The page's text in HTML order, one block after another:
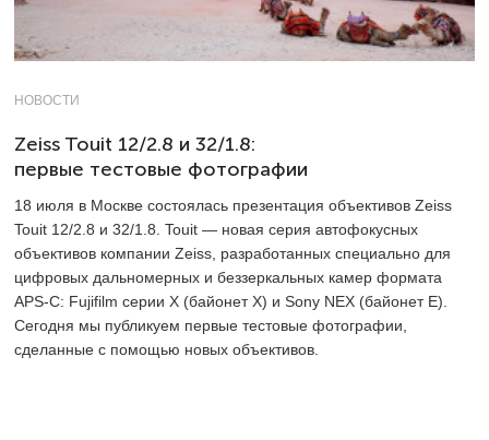
НОВОСТИ
Zeiss Touit 12/2.8 и 32/1.8:
первые тестовые фотографии
18 июля в Москве состоялась презентация объективов Zeiss
Touit 12/2.8 и 32/1.8. Touit — новая серия автофокусных
объективов компании Zeiss, разработанных специально для
цифровых дальномерных и беззеркальных камер формата
APS-C: Fujifilm серии X (байонет X) и Sony NEX (байонет E).
Сегодня мы публикуем первые тестовые фотографии,
сделанные с помощью новых объективов.